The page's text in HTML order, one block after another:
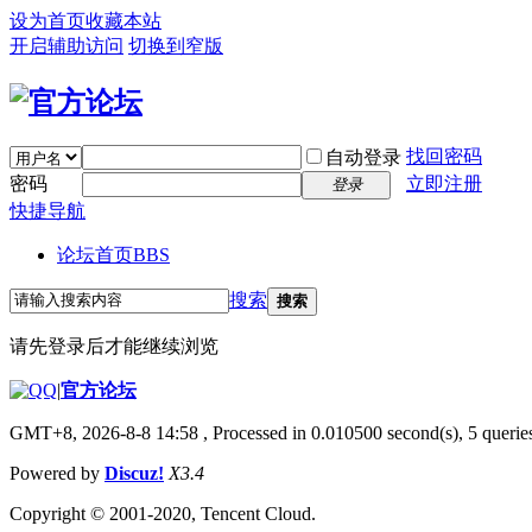
设为首页收藏本站
开启辅助访问 切换到窄版
自动登录 找回密码
密码
登录
立即注册
快捷导航
论坛首页BBS
搜索 搜索
请先登录后才能继续浏览
|官方论坛
GMT+8, 2026-8-8 14:58 , Processed in 0.010500 second(s), 5
Powered by Discuz! X3.4
Copyright © 2001-2020, Tencent Cloud.